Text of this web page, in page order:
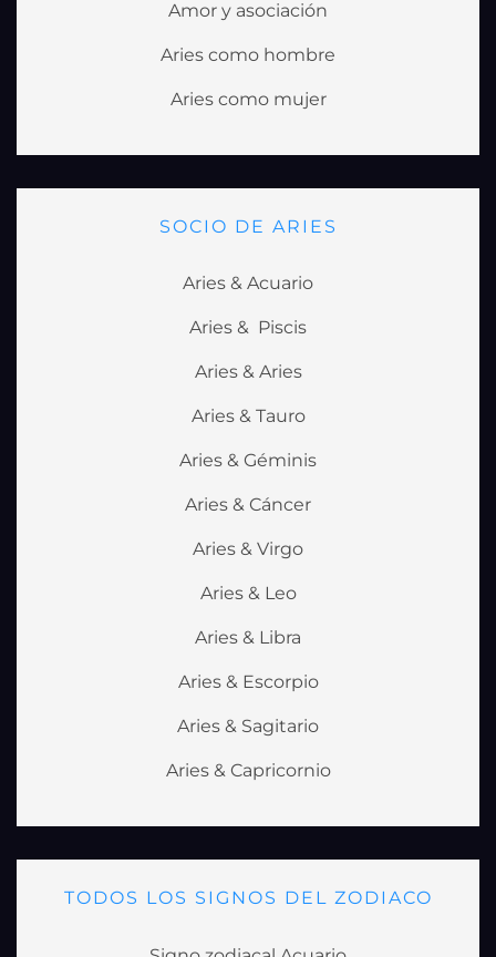
Amor y asociación
Aries como hombre
Aries como mujer
SOCIO DE ARIES
Aries & Acuario
Aries & Piscis
Aries & Aries
Aries & Tauro
Aries & Géminis
Aries & Cáncer
Aries & Virgo
Aries & Leo
Aries & Libra
Aries & Escorpio
Aries & Sagitario
Aries & Capricornio
TODOS LOS SIGNOS DEL ZODIACO